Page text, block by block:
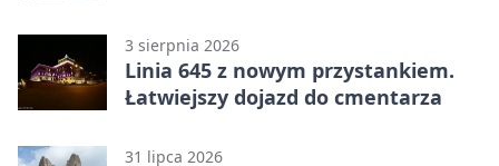
3 sierpnia 2026
Linia 645 z nowym przystankiem.
Łatwiejszy dojazd do cmentarza
31 lipca 2026